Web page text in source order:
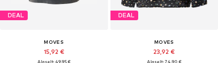
DEAL
MOVES
15,92 €
Algselt: 49,95 €
DEAL
MOVES
23,92 €
Algselt: 74,90 €